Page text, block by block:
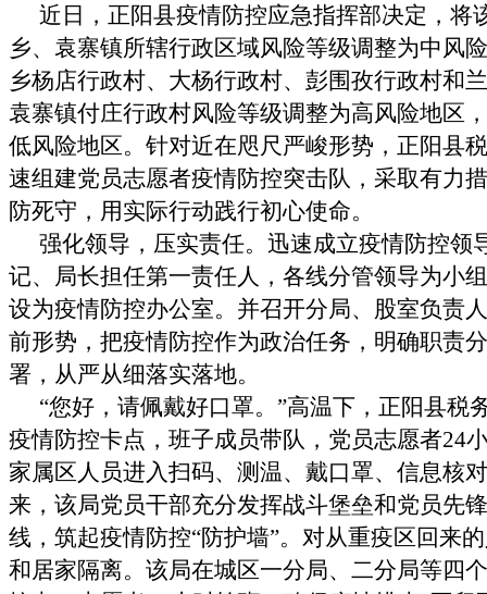
近 日，正阳县疫情防控应急指挥部决定，将
乡、袁寨镇所辖行政区域风险等级调整为中风
乡杨店行政村、大杨行政村、彭围孜行政村和
袁寨镇付庄行政村风险等级调整为高风险地区
低风险地区。针对近在咫尺严峻形势，正阳县
速组建党员志愿者疫情防控突击队，采取有力
防死守，用实际行动践行初心使命。
强化领导，压实责任。迅速成立疫情防控领
记、局长担任第一责任人，各线分管领导为小
设为疫情防控办公室。并召开分局、股室负责
前形势，把疫情防控作为政治任务，明确职责
署，从严从细落实落地。
“您好，请佩戴好口罩。”高温下，正阳县税
疫情防控卡点，班子成员带队，党员志愿者24
家属区人员进入扫码、测温、戴口罩、信息核
来，该局党员干部充分发挥战斗堡垒和党员先
线，筑起疫情防控“防护墙”。对从重疫区回来
和居家隔离。该局在城区一分局、二分局等四